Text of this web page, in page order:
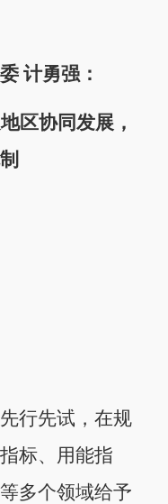
计勇强：
区协同发展，
行先试，在规
标、用能指
多个领域给予